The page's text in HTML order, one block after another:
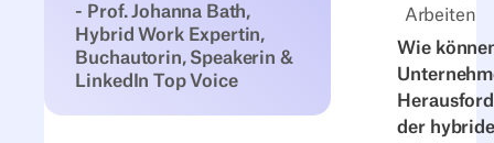
Arbeiten
Wie
der
- Prof. Johanna Bath,
Hybrid Work Expertin,
Buchautorin, Speakerin &
LinkedIn Top Voice